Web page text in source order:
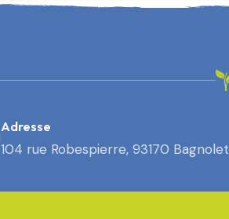
Adresse
104 rue Robespierre, 93170 Bagnolet